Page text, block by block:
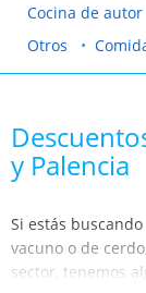
Cocina de autor
Otros
y Palencia
Si estás
vacuno o de
sector, tenemos